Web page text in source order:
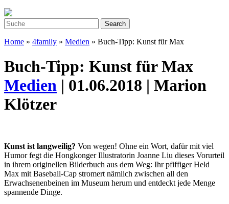
Home » 4family » Medien » Buch-Tipp: Kunst für Max
Buch-Tipp: Kunst für Max
Medien | 01.06.2018 | Marion
Klötzer
Kunst ist langweilig? Von wegen! Ohne ein Wort, dafür mit viel
Humor fegt die Hongkonger Illustratorin Joanne Liu dieses Vorurteil
in ihrem originellen Bilderbuch aus dem Weg: Ihr pfiffiger Held
Max mit Baseball-Cap stromert nämlich zwischen all den
Erwachsenenbeinen im Museum herum und entdeckt jede Menge
spannende Dinge.